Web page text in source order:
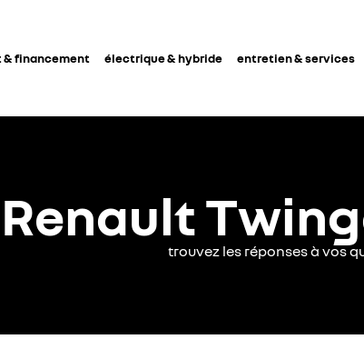
& financement électrique & hybride entretien & services
Renault
trouvez les réponses à vos